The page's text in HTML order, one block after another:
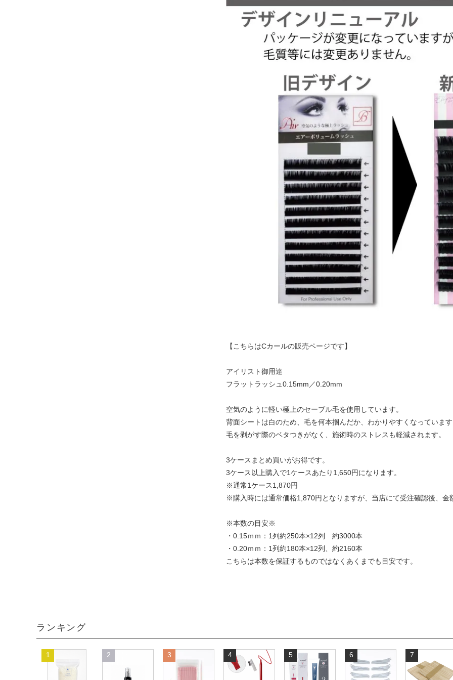
【こちらはCカールの販売ページです】
アイリスト御用達
フラットラッシュ0.15mm／0.20mm
空気のように軽い極上のセーブル毛を使用しています。
背面シートは白のため、毛を何本掴んだか、わかりやすくなっていま
毛を剥がす際のベタつきがなく、施術時のストレスも軽減されます。
3ケースまとめ買いがお得です。
3ケース以上購入で1ケースあたり1,650円になります。
※通常1ケース1,870円
※購入時には通常価格1,870円となりますが、当店にて受注確認後、金
※本数の目安※
・0.15ｍｍ：1列約250本×12列 約3000本
・0.20ｍｍ：1列約180本×12列、約2160本
こちらは本数を保証するものではなくあくまでも目安です。
ランキング
1 2 3 4 5 6 7